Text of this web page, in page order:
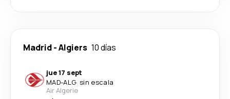
Madrid-Algiers 10 días
jue 17 sept
MAD-ALG· sin escala
Air Algerie